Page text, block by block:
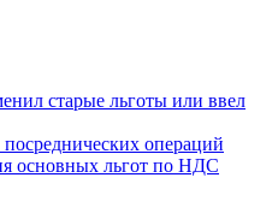
старые льготы или ввел
операций
основных льгот по НДС